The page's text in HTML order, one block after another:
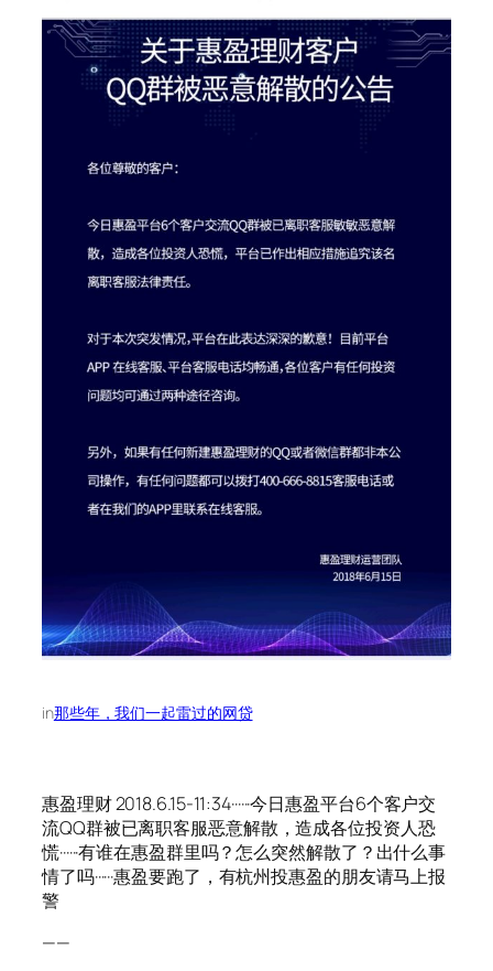
in那些年，我们一起雷过的网贷
惠盈理财 2018.6.15-11:34······今日惠盈平台6个客户交
流QQ群被已离职客服恶意解散，造成各位投资人恐
慌······有谁在惠盈群里吗？怎么突然解散了？出什么事
情了吗······惠盈要跑了，有杭州投惠盈的朋友请马上报
警
——